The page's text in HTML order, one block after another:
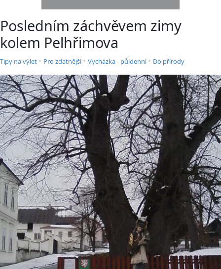
Posledním záchvěvem zimy
kolem Pelhřimova
Tipy na výlet • Pro zdatnější• Vycházka - půldenní• Do přírody